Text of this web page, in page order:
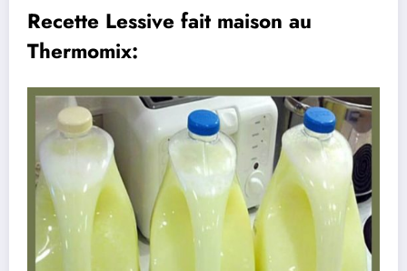
Recette Lessive fait maison au
Thermomix: